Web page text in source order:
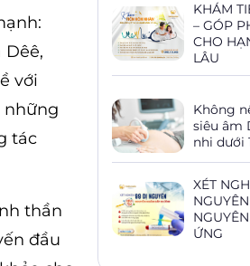
với
những
tác
thần
đầu
KHÁM
– GÓP
CHO
LÂU
Không
siêu âm
nhi dưới
XÉT
ỨNG